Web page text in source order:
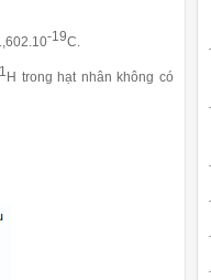
-19C.
1 H trong hạt nhân không có